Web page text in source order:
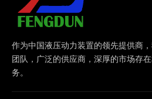
作为中国液压动力装置的领先提供商
团队，广泛的供应商，深厚的市场存
务。